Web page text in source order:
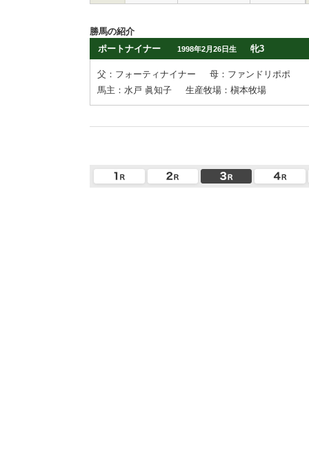
勝馬の紹介
ポートナイナー
1998年2月26日生 牝3
父：フォーティナイナー
母：ファンドリポポ
馬主：水戸 眞知子
生産牧場：槇本牧場